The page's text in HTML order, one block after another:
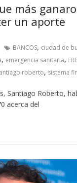
más
un aporte
BANCOS, ciudad de
, emergencia sanitaria,
roberto, sistema
Santiago Roberto,
acerca del